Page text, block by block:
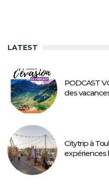
LATEST
PODCAST
des
Citytrip à
expériences